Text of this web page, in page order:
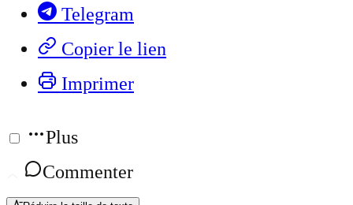
Telegram
Copier le lien
Imprimer
Plus
Commenter